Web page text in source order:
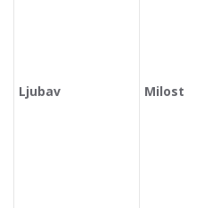
Ljubav Milost